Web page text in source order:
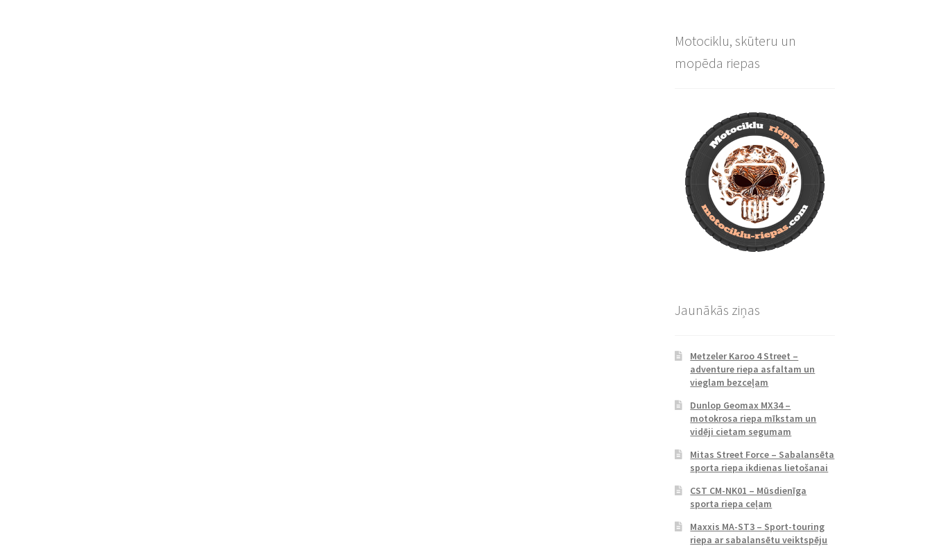
Motociklu, skūteru un
mopēda riepas
Jaunākās ziņas
Metzeler Karoo 4 Street –
adventure riepa asfaltam un
vieglam bezceļam
Dunlop Geomax MX34 –
motokrosa riepa mīkstam un
vidēji cietam segumam
Mitas Street Force – Sabalansēta
sporta riepa ikdienas lietošanai
CST CM-NK01 – Mūsdienīga
sporta riepa ceļam
Maxxis MA-ST3 – Sport-touring
riepa ar sabalansētu veiktspēju